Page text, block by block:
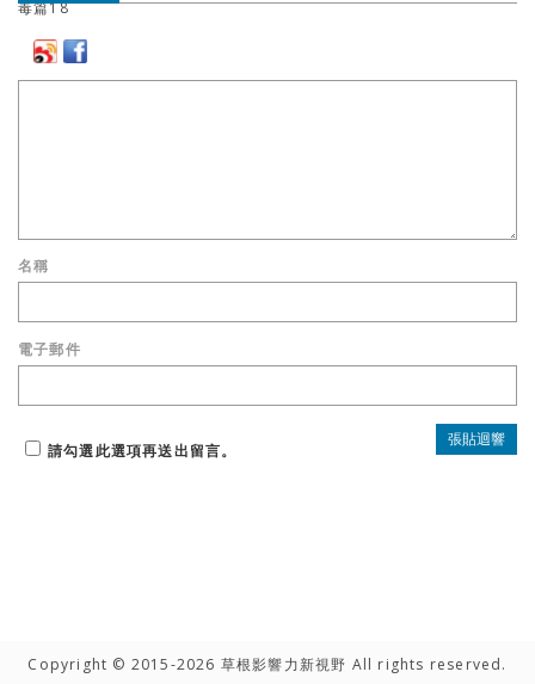
名稱
電子郵件
請勾選此選項再送出留言。
Copyright © 2015-2026 草根影響力新視野 All rights reserved.